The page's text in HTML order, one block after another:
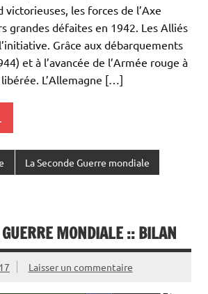
victorieuses, les forces de l’Axe
grandes défaites en 1942. Les Alliés
Grâce aux débarquements
et à l’avancée de l’Armée rouge à
libérée. L’Allemagne […]
La Seconde Guerre mondiale
MONDIALE :: BILAN
Laisser un commentaire